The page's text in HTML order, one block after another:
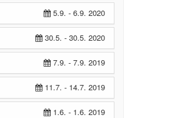
5.9. - 6.9. 2020
30.5. - 30.5. 2020
7.9. - 7.9. 2019
11.7. - 14.7. 2019
1.6. - 1.6. 2019